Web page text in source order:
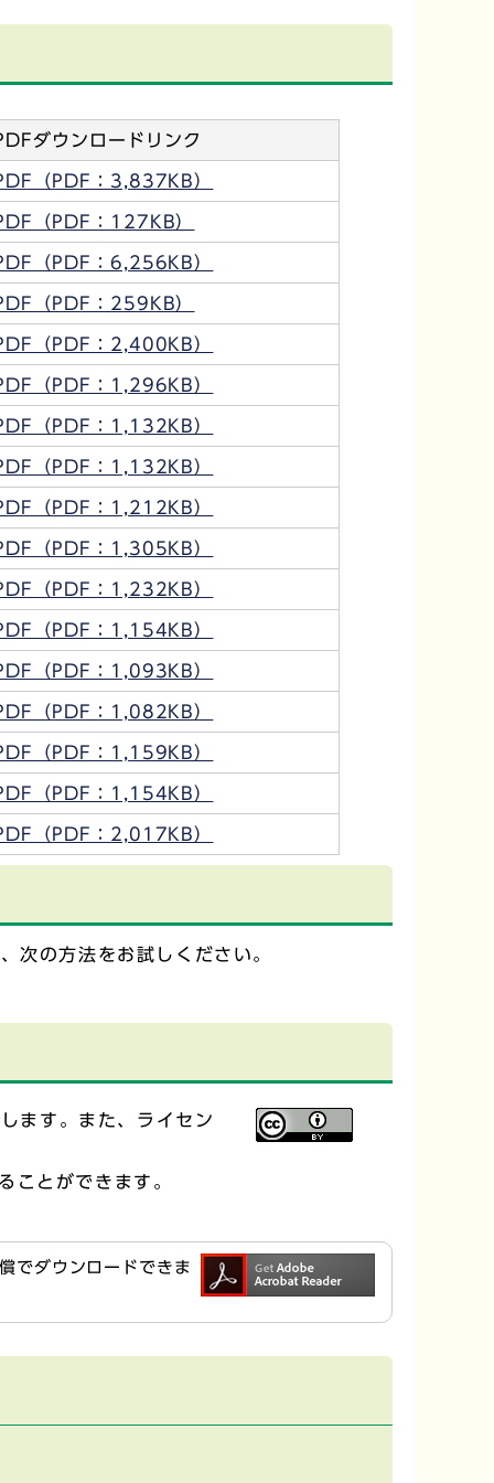
ダウンロードリンク
（PDF：3,837KB）
（PDF：127KB）
（PDF：6,256KB）
（PDF：259KB）
（PDF：2,400KB）
（PDF：1,296KB）
（PDF：1,132KB）
（PDF：1,132KB）
（PDF：1,212KB）
（PDF：1,305KB）
（PDF：1,232KB）
（PDF：1,154KB）
（PDF：1,093KB）
（PDF：1,082KB）
（PDF：1,159KB）
（PDF：1,154KB）
（PDF：2,017KB）
次の方法をお試しください。
ます。また、ライセン
ことができます。
でダウンロードできま